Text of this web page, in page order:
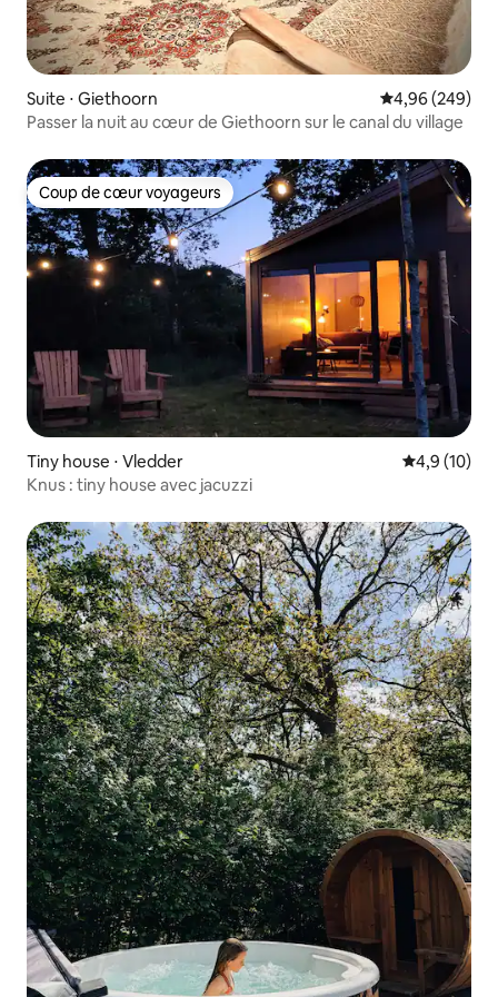
Suite ⋅ Giethoorn Évaluation
4,96 (249)
Passer la nuit au cœur de Giethoorn sur le canal du village
Coup de cœur voyageurs
Coup de cœur voyageurs
Tiny house ⋅ Vledder Évaluation
4,9 (10)
Knus : tiny house avec jacuzzi